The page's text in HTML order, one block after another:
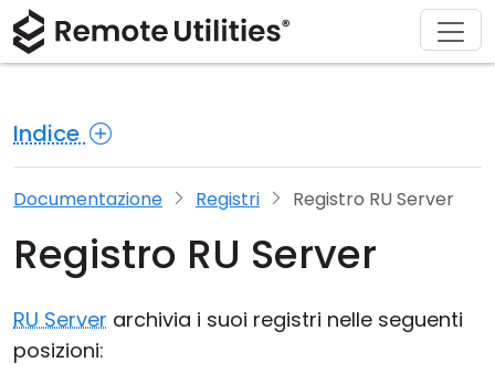
Indice
Documentazione Registri Registro RU Server
Registro RU Server
RU Server archivia i suoi registri nelle seguenti
posizioni:
Prodotto
Sicurezza
Screenshot
Note di rilascio
Accesso non presidiato
Soluzioni
Produzione e Vendita al Dettaglio
Sanità
Istruzione e Governo
Scarica
macOS
Linux
iOS/Android
Acquista
Assistente Licenza
Aggiorna la tua Licenza
Supporto
Documentazione
Base di conoscenza
Chi siamo
Sala stampa
Scrivi una recensione